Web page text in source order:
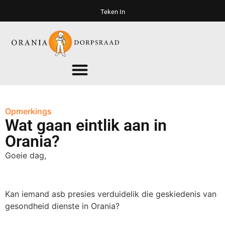
Teken In
Opmerkings
Wat gaan eintlik aan in
Orania?
Goeie dag,
Kan iemand asb presies verduidelik die geskiedenis van
gesondheid dienste in Orania?